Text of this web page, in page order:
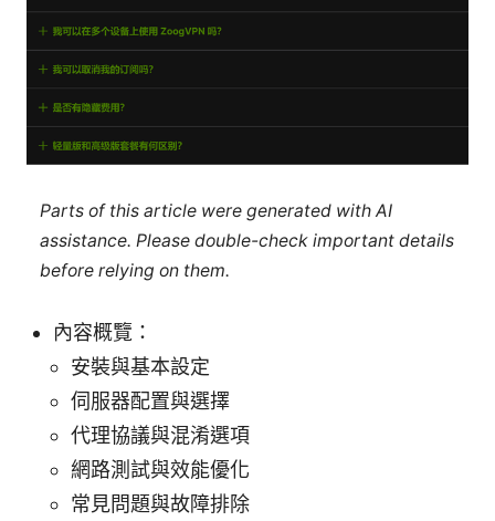
Parts of this article were generated with AI
assistance. Please double-check important details
before relying on them.
內容概覽：
安裝與基本設定
伺服器配置與選擇
代理協議與混淆選項
網路測試與效能優化
常見問題與故障排除